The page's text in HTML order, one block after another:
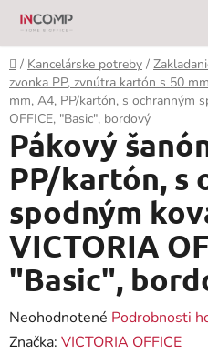
Prejsť
obsah
Domov
/ Kancelárske potreby /
zvonka PP, zvnútra kartón s 50
mm, A4, PP/kartón, s ochranným
OFFICE, "Basic", bordový
Pákový
PP/kartón, s
spodným
VICTORIA
"Basic",
Priemerné
hodnotenie
Neohodnotené Podrobnosti
Značka: VICTORIA OFFICE